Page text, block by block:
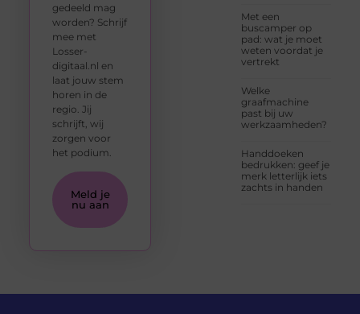
Met een
buscamper op
pad: wat je moet
weten voordat je
vertrekt
Welke
graafmachine
past bij uw
werkzaamheden?
Handdoeken
bedrukken: geef je
merk letterlijk iets
zachts in handen
gedeeld mag
worden? Schrijf
mee met
Losser-
digitaal.nl en
laat jouw stem
horen in de
regio. Jij
schrijft, wij
zorgen voor
het podium.
Meld je
nu aan